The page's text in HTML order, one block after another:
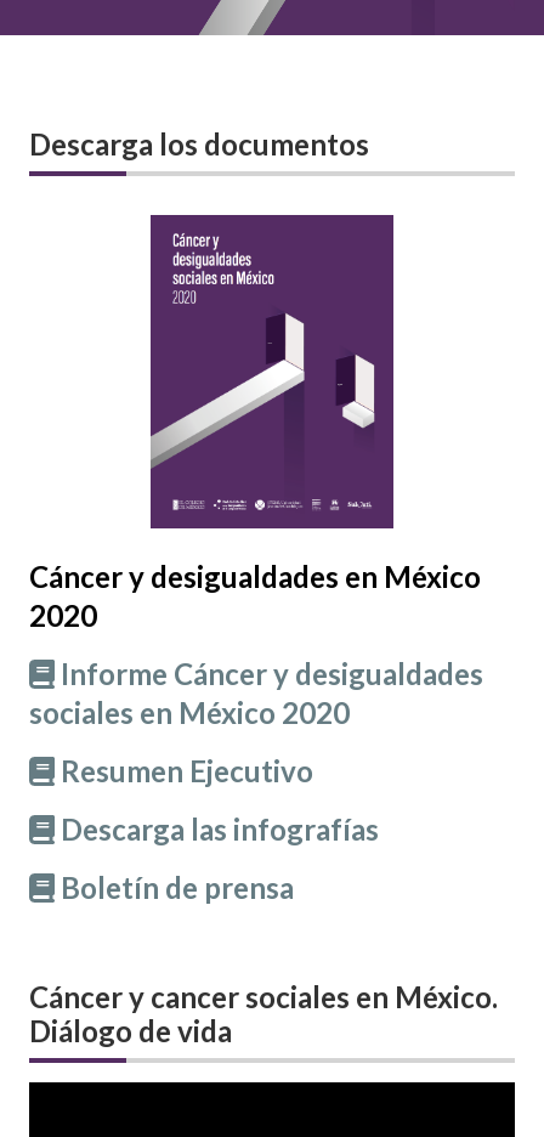
Descarga los documentos
Cáncer y desigualdades en México
2020
Informe Cáncer y desigualdades
sociales en México 2020
Resumen Ejecutivo
Descarga las infografías
Boletín de prensa
Cáncer y cancer sociales en México.
Diálogo de vida